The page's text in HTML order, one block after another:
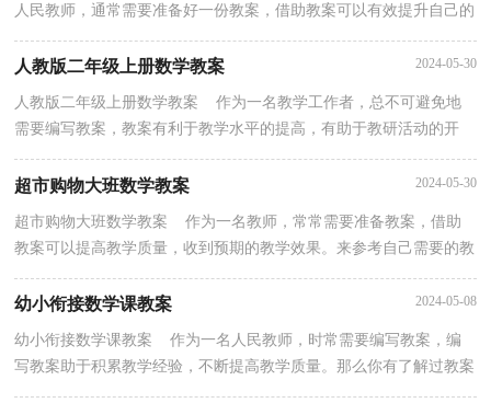
人民教师，通常需要准备好一份教案，借助教案可以有效提升自己的
人教版二年级上册数学教案 2024-05-30
人教版二年级上册数学教案 作为一名教学工作者，总不可避免地
需要编写教案，教案有利于教学水平的提高，有助于教研活动的开
展。如何把教案做到重点突出呢？以下是小编为大家整理...
超市购物大班数学教案 2024-05-30
超市购物大班数学教案 作为一名教师，常常需要准备教案，借助
教案可以提高教学质量，收到预期的教学效果。来参考自己需要的教
幼小衔接数学课教案 2024-05-08
幼小衔接数学课教案 作为一名人民教师，时常需要编写教案，编
写教案助于积累教学经验，不断提高教学质量。那么你有了解过教案
吗？下面是小编帮大家整理的幼小衔接数学课教案，仅供...